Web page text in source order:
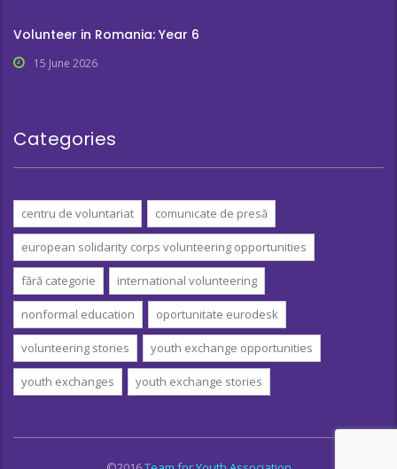
Volunteer in Romania: Year 6
15 June 2026
Categories
centru de voluntariat comunicate de presă
european solidarity corps volunteering opportunities
fără categorie international volunteering
nonformal education oportunitate eurodesk
volunteering stories youth exchange opportunities
youth exchanges youth exchange stories